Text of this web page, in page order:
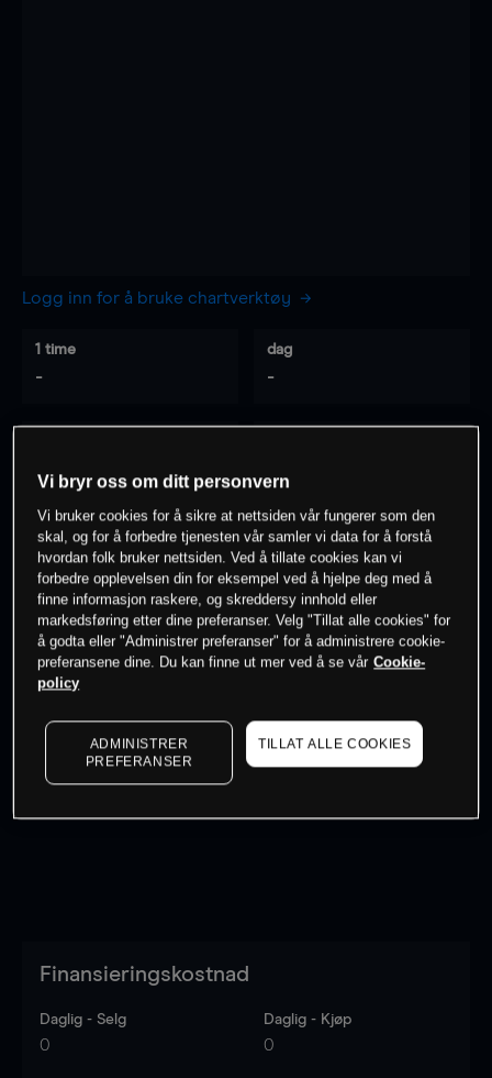
Logg inn for å bruke chartverktøy
1 time
-
dag
-
-
0% av kunder erpå dette instrumentet
Søk om konto
Log in
Finansieringskostnad
Daglig - Selg
0
Daglig - Kjøp
0
Vi bryr oss om ditt personvern
Vi bruker cookies for å sikre at nettsiden vår fungerer som den
skal, og for å forbedre tjenesten vår samler vi data for å forstå
hvordan folk bruker nettsiden. Ved å tillate cookies kan vi
forbedre opplevelsen din for eksempel ved å hjelpe deg med å
finne informasjon raskere, og skreddersy innhold eller
markedsføring etter dine preferanser. Velg "Tillat alle cookies" for
å godta eller "Administrer preferanser" for å administrere cookie-
preferansene dine. Du kan finne ut mer ved å se vår Cookie-
policy
ADMINISTRER
PREFERANSER
TILLAT ALLE COOKIES